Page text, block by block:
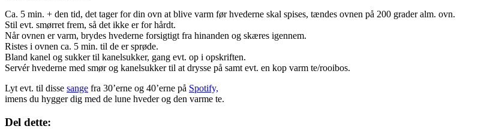
Ca. 5 min. + den tid, det tager for din ovn at blive varm før hvederne skal spises, tændes ovnen på 200 grader alm. ovn.
Stil evt. smørret frem, så det ikke er for hårdt.
Når ovnen er varm, brydes hvederne forsigtigt fra hinanden og skæres igennem.
Ristes i ovnen ca. 5 min. til de er sprøde.
Bland kanel og sukker til kanelsukker, gang evt. op i opskriften.
Servér hvederne med smør og kanelsukker til at drysse på samt evt. en kop varm te/rooibos.
Lyt evt. til disse sange fra 30’erne og 40’erne på Spotify,
imens du hygger dig med de lune hveder og den varme te.
Del dette: